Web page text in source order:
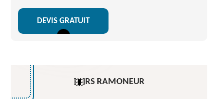
DEVIS GRATUIT
RS RAMONEUR